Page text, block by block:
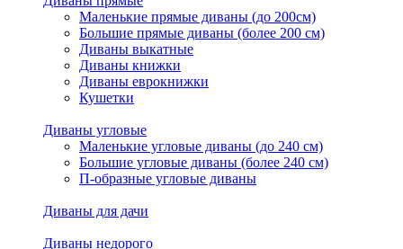
Маленькие прямые диваны (до 200см)
Большие прямые диваны (более 200 см)
Диваны выкатные
Диваны книжки
Диваны еврокнижки
Кушетки
Диваны угловые
Маленькие угловые диваны (до 240 см)
Большие угловые диваны (более 240 см)
П-образные угловые диваны
Диваны для дачи
Диваны недорого